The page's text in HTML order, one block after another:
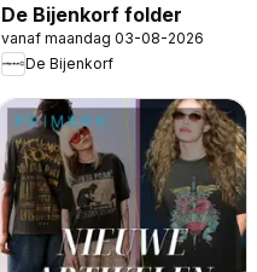
De Bijenkorf folder
vanaf maandag 03-08-2026
De Bijenkorf